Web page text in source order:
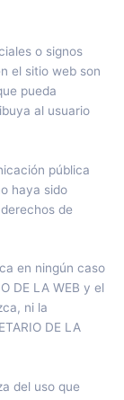
o signos
el sitio web son
pueda
al usuario
pública
haya sido
de
en ningún caso
DE LA WEB y el
ni la
DE LA
del uso que